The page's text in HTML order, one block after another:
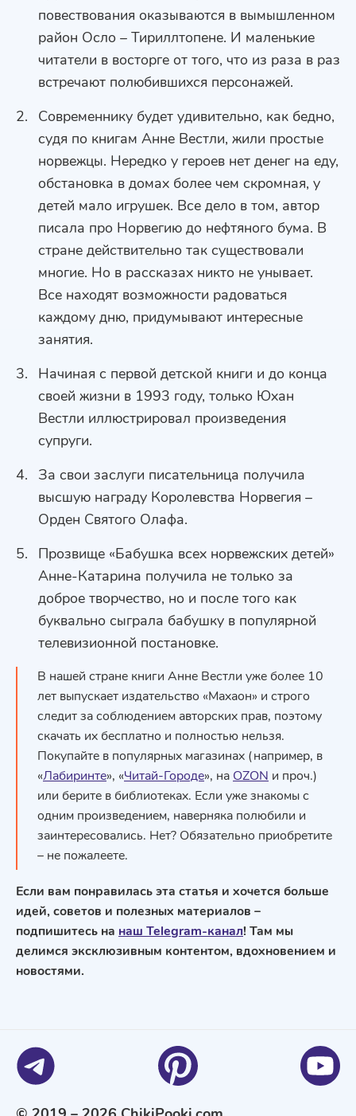
повествования оказываются в вымышленном
район Осло – Тириллтопене. И маленькие
читатели в восторге от того, что из раза в раз
встречают полюбившихся персонажей.
Современнику будет удивительно, как бедно,
судя по книгам Анне Вестли, жили простые
норвежцы. Нередко у героев нет денег на еду,
обстановка в домах более чем скромная, у
детей мало игрушек. Все дело в том, автор
писала про Норвегию до нефтяного бума. В
стране действительно так существовали
многие. Но в рассказах никто не унывает.
Все находят возможности радоваться
каждому дню, придумывают интересные
занятия.
Начиная с первой детской книги и до конца
своей жизни в 1993 году, только Юхан
Вестли иллюстрировал произведения
супруги.
За свои заслуги писательница получила
высшую награду Королевства Норвегия –
Орден Святого Олафа.
Прозвище «Бабушка всех норвежских детей»
Анне-Катарина получила не только за
доброе творчество, но и после того как
буквально сыграла бабушку в популярной
телевизионной постановке.
В нашей стране книги Анне Вестли уже более 10
лет выпускает издательство «Махаон» и строго
следит за соблюдением авторских прав, поэтому
скачать их бесплатно и полностью нельзя.
Покупайте в популярных магазинах (например, в
«Лабиринте», «Читай-Городе», на OZON и проч.)
или берите в библиотеках. Если уже знакомы с
одним произведением, наверняка полюбили и
заинтересовались. Нет? Обязательно приобретите
– не пожалеете.
Если вам понравилась эта статья и хочется больше
идей, советов и полезных материалов –
подпишитесь на наш Telegram-канал! Там мы
делимся эксклюзивным контентом, вдохновением и
новостями.